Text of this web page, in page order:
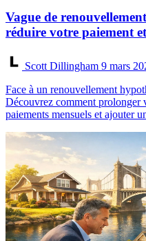
Vague de
réduire votre paiement
Scott Dillingham 9 mars
Face à un renouvellement
Découvrez comment prolonger
paiements mensuels et ajouter